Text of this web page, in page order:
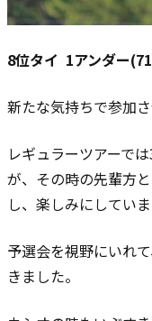
8位タイ 1アンダー
新たな気持ちで参加さ
レギュラーツアーで
が、その時の先輩方
し、楽しみにしていま
予選会を視野にいれ
きました。